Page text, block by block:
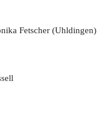
Fetscher (Uhldingen)